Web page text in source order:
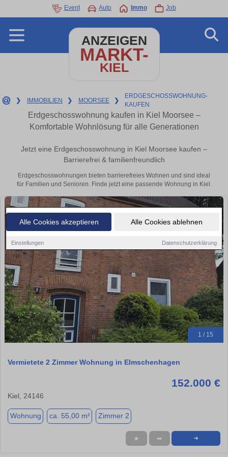
Alle Cookies akzeptieren Alle Cookies ablehnen
Einstellungen Datenschutzerklärung
Event Auto Immo Job
ANZEIGEN
MARKT-
KIEL
❯ IMMOBILIEN ❯ MOORSEE ❯
ERDGESCHOSSWOHNUNG-
KAUFEN
Erdgeschosswohnung kaufen in Kiel Moorsee –
Komfortable Wohnlösung für alle Generationen
Jetzt eine Erdgeschosswohnung in Kiel Moorsee kaufen –
Barrierefrei & familienfreundlich
Erdgeschosswohnungen bieten barrierefreies Wohnen und sind ideal
für Familien und Senioren. Finde jetzt eine passende Wohnung in Kiel.
1 / 15
Vermietete 2 Zimmer Wohnung in Elmschenhagen
152.000 €
Kiel, 24146
Wohnung ca. 55,00 m² Zimmer 2
★ ➦ ➜